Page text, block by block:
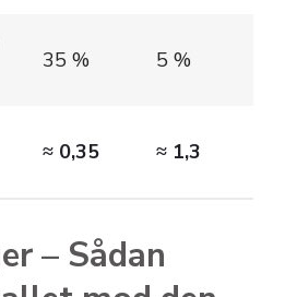
35 % 5 %
≈ 0,35 ≈ 1,3
– Sådan